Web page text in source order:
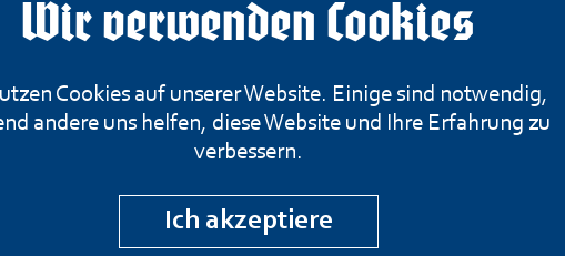
Wir verwenden Cookies
Cookies auf unserer Website. Einige sind notwendig,
andere uns helfen, diese Website und Ihre Erfahrung zu
verbessern.
Ich akzeptiere
Mod. PP, Kal. 9mm
Artikelnummer: SRS-0014